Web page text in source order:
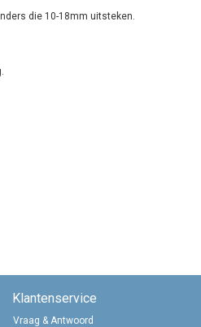
die 10-18mm uitsteken.
Klantenservice
Vraag & Antwoord